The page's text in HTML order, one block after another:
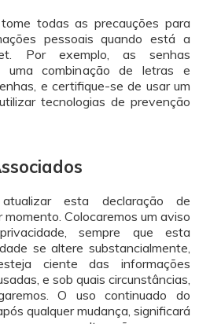
todas as precauções para
pessoais quando está a
Por exemplo, as senhas
uma combinação de letras e
e certifique-se de usar um
tecnologias de prevenção
esta declaração de
momento. Colocaremos um aviso
sempre que esta
se altere substancialmente,
ciente das informações
e sob quais circunstâncias,
O uso continuado do
qualquer mudança, significará